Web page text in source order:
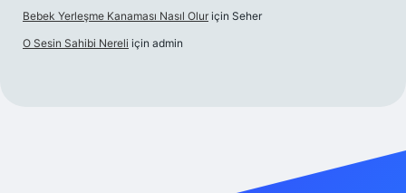
Bebek Yerleşme Kanaması Nasıl Olur için Seher
O Sesin Sahibi Nereli için admin